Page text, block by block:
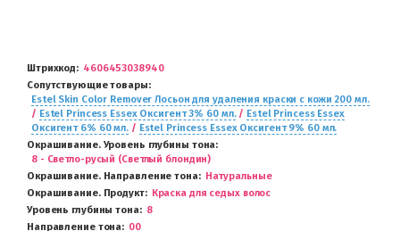
Штрихкод
4606453038940
Сопутствующие товары
Estel Skin Color Remover Лосьон для удаления краски с кожи 200 мл.
/ Estel Princess Essex Оксигент 3% 60 мл./ Estel Princess Essex
Оксигент 6% 60 мл./ Estel Princess Essex Оксигент 9% 60 мл.
Окрашивание. Уровень глубины тона
8 - Светло-русый (Светлый блондин)
Окрашивание. Направление тона
Натуральные
Окрашивание. Продукт
Краска для седых волос
Уровень глубины тона
8
Направление тона
00